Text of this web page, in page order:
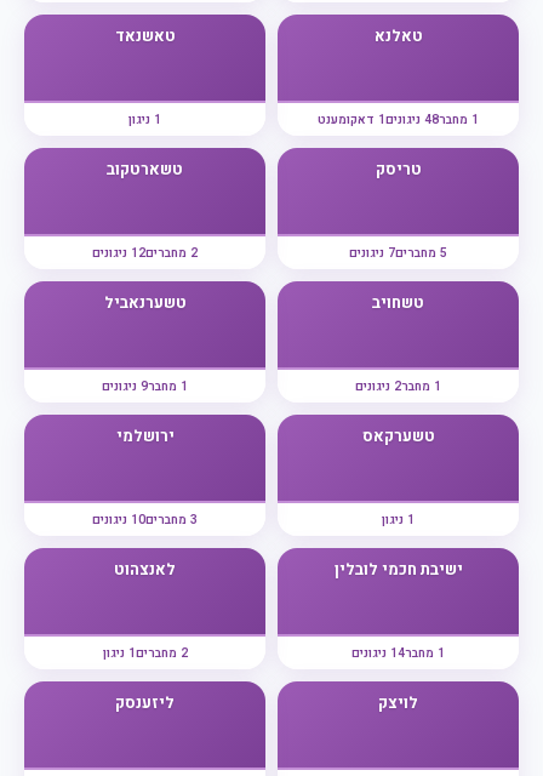
טאלנא
1 מחבר 48 ניגונים 1 דאקומענט
טאשנאד
1 ניגון
טריסק
5 מחברים 7 ניגונים
טשארטקוב
2 מחברים 12 ניגונים
טשחויב
1 מחבר 2 ניגונים
טשערנאביל
1 מחבר 9 ניגונים
טשערקאס
1 ניגון
ירושלמי
3 מחברים 10 ניגונים
ישיבת חכמי לובלין
1 מחבר 14 ניגונים
לאנצהוט
2 מחברים 1 ניגון
לויצק ליזענסק